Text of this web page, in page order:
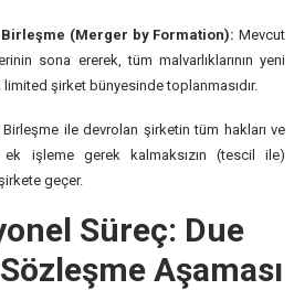
(Merger by Formation): Mevcut
sona ererek, tüm malvarlıklarının yeni
şirket bünyesinde toplanmasıdır.
Birleşme ile devrolan şirketin tüm hakları ve
ek işleme gerek kalmaksızın (tescil ile)
geçer.
Süreç: Due
Aşaması